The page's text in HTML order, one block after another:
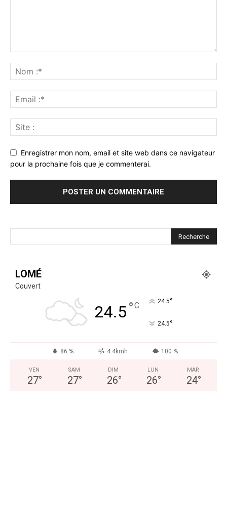
Enregistrer mon nom, email et site web dans ce navigateur
pour la prochaine fois que je commenterai.
LOMÉ
Couvert
24.5°C 24.5°
24.5°
86 % 4.4kmh 100 %
VEN
27°
SAM
27°
DIM
26°
LUN
26°
MAR
24°